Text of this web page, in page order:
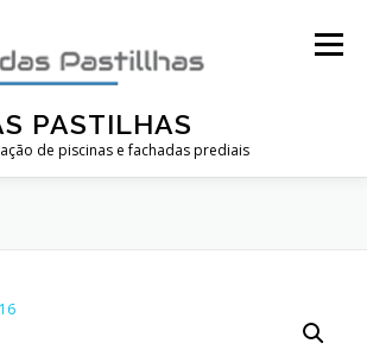
PASTILHAS
de piscinas e fachadas prediais
Menu